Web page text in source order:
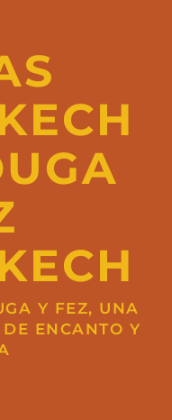
Y FEZ, UNA
ENCANTO Y